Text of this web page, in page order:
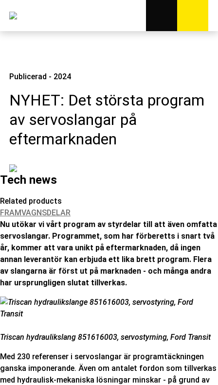
Publicerad - 2024
NYHET: Det största program
av servoslangar på
eftermarknaden
Tech news
Related products
FRAMVAGNSDELAR
Nu utökar vi vårt program av styrdelar till att även omfatta
servoslangar. Programmet, som har förberetts i snart två
år, kommer att vara unikt på eftermarknaden, då ingen
annan leverantör kan erbjuda ett lika brett program. Flera
av slangarna är först ut på marknaden - och många andra
har ursprungligen slutat tillverkas.
Triscan hydraulikslang 851616003, servostyrning, Ford Transit
Med 230 referenser i servoslangar är programtäckningen
ganska imponerande. Även om antalet fordon som tillverkas
med hydraulisk-mekaniska lösningar minskar - på grund av